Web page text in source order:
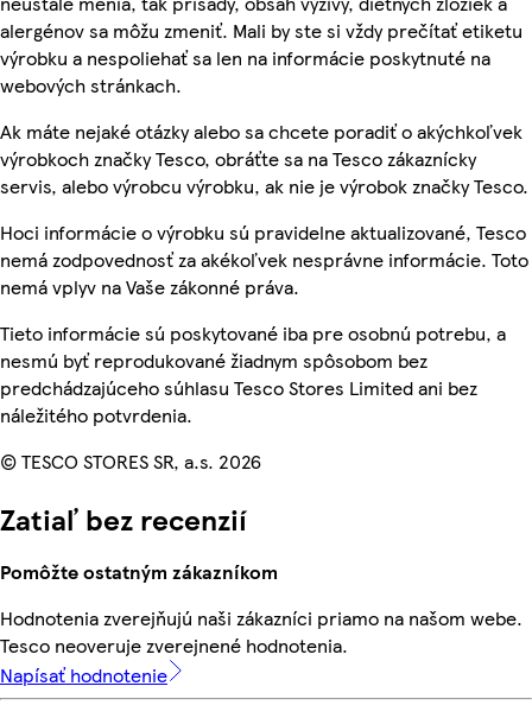
alergénov sa môžu zmeniť. Mali by ste si vždy prečítať etiketu
výrobku a nespoliehať sa len na informácie poskytnuté na
webových stránkach.
Ak máte nejaké otázky alebo sa chcete poradiť o akýchkoľvek
výrobkoch značky Tesco, obráťte sa na Tesco zákaznícky
servis, alebo výrobcu výrobku, ak nie je výrobok značky Tesco.
Hoci informácie o výrobku sú pravidelne aktualizované, Tesco
nemá zodpovednosť za akékoľvek nesprávne informácie. Toto
nemá vplyv na Vaše zákonné práva.
Tieto informácie sú poskytované iba pre osobnú potrebu, a
nesmú byť reprodukované žiadnym spôsobom bez
predchádzajúceho súhlasu Tesco Stores Limited ani bez
náležitého potvrdenia.
© TESCO STORES SR, a.s. 2026
Zatiaľ bez recenzií
Pomôžte ostatným zákazníkom
Hodnotenia zverejňujú naši zákazníci priamo na našom webe.
Tesco neoveruje zverejnené hodnotenia.
Napísať hodnotenie